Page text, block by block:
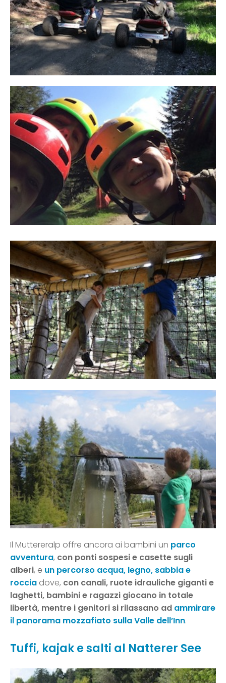
Il Muttereralp offre ancora ai bambini un parco
avventura, con ponti sospesi e casette sugli
alberi, e un percorso acqua, legno, sabbia e
roccia dove, con canali, ruote idrauliche giganti e
laghetti, bambini e ragazzi giocano in totale
libertà, mentre i genitori si rilassano ad ammirare
il panorama mozzafiato sulla Valle dell’Inn.
Tuffi, kajak e salti al Natterer See